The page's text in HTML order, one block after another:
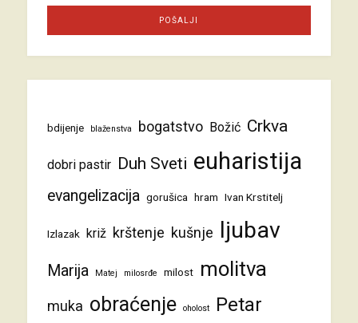
bdijenje blaženstva bogatstvo Božić Crkva
dobri pastir Duh Sveti euharistija
evangelizacija gorušica hram Ivan Krstitelj
Izlazak križ krštenje kušnje ljubav
Marija Matej milosrđe milost molitva
muka obraćenje oholost Petar